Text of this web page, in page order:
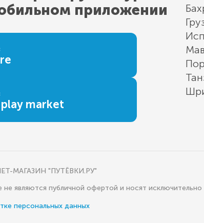
приложении
market
МАГАЗИН "ПУТЁВКИ.РУ"
не являются публичной офертой и носят
персональных данных